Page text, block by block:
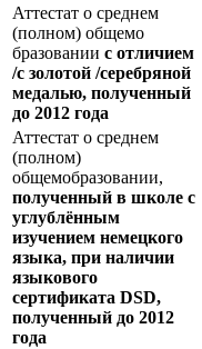
Аттестат о среднем
(полном) общемо
бразовании с отличием
/с золотой /серебряной
медалью, полученный
до 2012 года
Аттестат о среднем
(полном)
общемобразовании,
полученный в школе с
углублённым
изучением немецкого
языка, при наличии
языкового
сертификата DSD,
полученный до 2012
года